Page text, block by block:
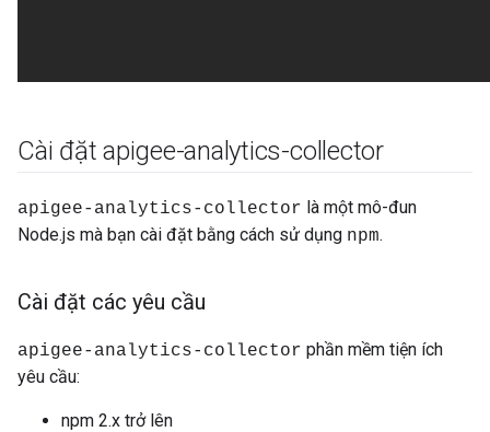
Cài đặt apigee-analytics-collector
apigee-analytics-collector là một mô-đun
Node.js mà bạn cài đặt bằng cách sử dụng npm.
Cài đặt các yêu cầu
apigee-analytics-collector phần mềm tiện ích
yêu cầu:
npm 2.x trở lên